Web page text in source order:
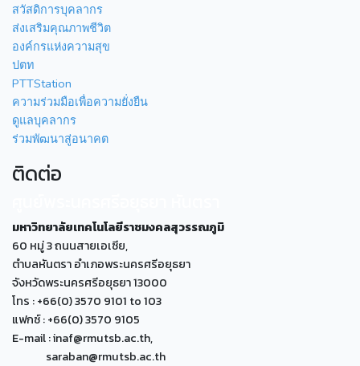
สวัสดิการบุคลากร
ส่งเสริมคุณภาพชีวิต
องค์กรแห่งความสุข
ปตท
PTTStation
ความร่วมมือเพื่อความยั่งยืน
ดูแลบุคลากร
ร่วมพัฒนาสู่อนาคต
ติดต่อ
มหาวิทยาลัยเทคโนโลยีราชมงคลสุวรรณภูมิ
60 หมู่ 3 ถนนสายเอเซีย,
ตำบลหันตรา อำเภอพระนครศรีอยุธยา
จังหวัดพระนครศรีอยุธยา 13000
โทร : +66(0) 3570 9101 to 103
แฟกซ์ : +66(0) 3570 9105
E-mail : inaf@rmutsb.ac.th,
saraban@rmutsb.ac.th